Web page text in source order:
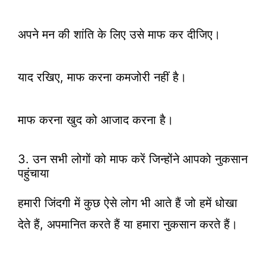
अपने मन की शांति के लिए उसे माफ कर दीजिए।
याद रखिए, माफ करना कमजोरी नहीं है।
माफ करना खुद को आजाद करना है।
3. उन सभी लोगों को माफ करें जिन्होंने आपको नुकसान
पहुंचाया
हमारी जिंदगी में कुछ ऐसे लोग भी आते हैं जो हमें धोखा
देते हैं, अपमानित करते हैं या हमारा नुकसान करते हैं।